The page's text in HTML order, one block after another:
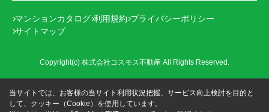
マンションカタログ 利用規約 プライバシーポリシー
サイトマップ
Copyright(c) 株式会社コスモス不動産 All Rights Reserved.
当サイトでは、お客様の当サイト利用状況把握、サービス向上検討を目的と
して、クッキー（Cookie）を使用しています。